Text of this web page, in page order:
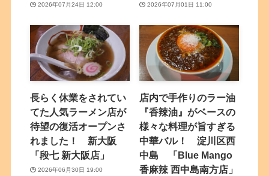
2026年07月24日 12:00 2026年07月01日 11:00
長らく休業をされてい
てた人気ラーメン店が
待望の復活オープンさ
れました！ 新大阪
「段七 新大阪店」
2026年06月30日 19:00
店内で手作りのラー油
『香辣油』がベースの
様々な料理が旨すぎる
中華バル！ 淀川区西
中島 「Blue Mango
香麻辣 西中島南方店」